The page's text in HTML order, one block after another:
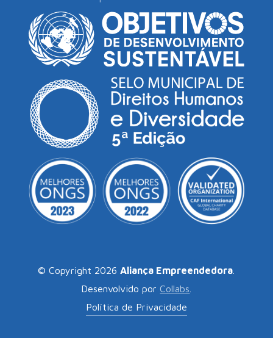
© Copyright 2026Aliança Empreendedora
Desenvolvido porCollabs
Política de Privacidade